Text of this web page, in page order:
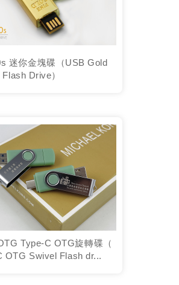
迷你金塊碟（USB Gold
Drive）
Type-C OTG旋轉碟（
OTG Swivel Flash dr...